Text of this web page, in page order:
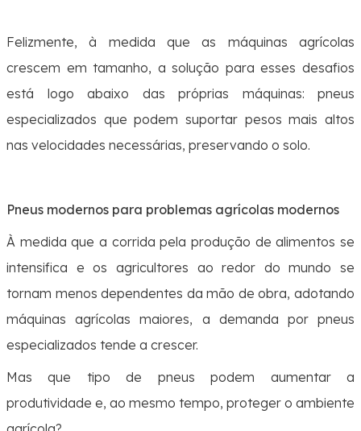
Felizmente, à medida que as máquinas agrícolas
crescem em tamanho, a solução para esses desafios
está logo abaixo das próprias máquinas: pneus
especializados que podem suportar pesos mais altos
nas velocidades necessárias, preservando o solo.
Pneus modernos para problemas agrícolas modernos
À medida que a corrida pela produção de alimentos se
intensifica e os agricultores ao redor do mundo se
tornam menos dependentes da mão de obra, adotando
máquinas agrícolas maiores, a demanda por pneus
especializados tende a crescer.
Mas que tipo de pneus podem aumentar a
produtividade e, ao mesmo tempo, proteger o ambiente